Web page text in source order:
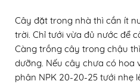
Cây đặt trong nhà thì cần ít
trời. Chỉ tưới vừa đủ nước để
Càng trồng cây trong chậu
dưỡng. Nếu cây chưa có hoa
phân NPK 20-20-25 tưới nhẹ